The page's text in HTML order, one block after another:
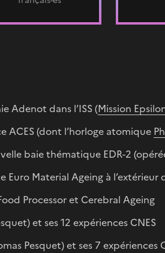
Adenot dans l’ISS (Mission
ACES (dont l’horloge atomique
baie thématique EDR-2
Material Ageing à l’extérieur
Processor et Cerebral Ageing
et ses 12 expériences CNES
Pesquet) et ses 7 expériences